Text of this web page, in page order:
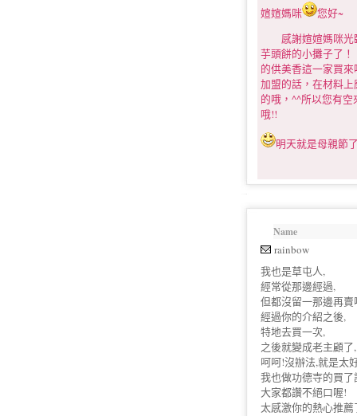
媗媗媽咪
您好~
感謝媗媗媽咪光臨
芋頭餅的小攤子了！
的供美香這一家買
加盟的話，在材料
的哦，^^所以您有
哦!!
明天就是母親節
Name
rainbow
我也是草屯人,
經常從那邊經過,
但都沒留一那邊再賣
經過你的介紹之後,
特地去買一次,
之後就變成老主顧了,
呵呵!沒辦法,就是太
我也做功德寺的買
大家都讚不絕口喔!
太感激你的熱心推薦